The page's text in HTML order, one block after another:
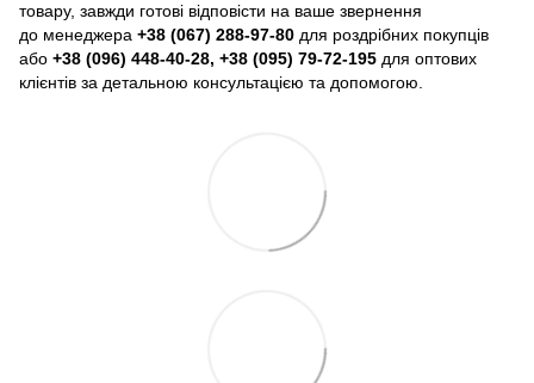
товару, завжди готові відповісти на ваше звернення
до менеджера +38 (067) 288-97-80 для роздрібних покупців
або +38 (096) 448-40-28, +38 (095) 79-72-195 для оптових
клієнтів за детальною консультацією та допомогою.